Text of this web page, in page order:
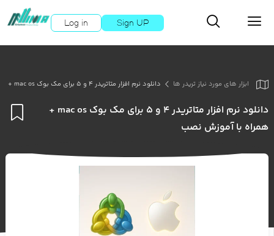
Log in Sign UP
ابزار های مورد نیاز تریدر ها دانلود نرم افزار متاتریدر ۴ و ۵ برای مک بوک mac os + همراه با آموزش نصب
دانلود نرم افزار متاتریدر ۴ و ۵ برای مک بوک mac os +
همراه با آموزش نصب